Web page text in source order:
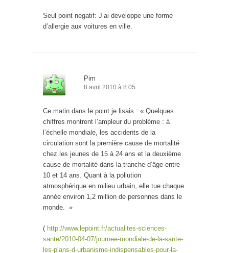
Seul point negatif: J’ai developpe une forme
d’allergie aux voitures en ville.
Pim
8 avril 2010 à 8:05
Ce matin dans le point je lisais : « Quelques
chiffres montrent l’ampleur du problème : à
l’échelle mondiale, les accidents de la
circulation sont la première cause de mortalité
chez les jeunes de 15 à 24 ans et la deuxième
cause de mortalité dans la tranche d’âge entre
10 et 14 ans. Quant à la pollution
atmosphérique en milieu urbain, elle tue chaque
année environ 1,2 million de personnes dans le
monde. »
( http://www.lepoint.fr/actualites-sciences-
sante/2010-04-07/journee-mondiale-de-la-sante-
les-plans-d-urbanisme-indispensables-pour-la-